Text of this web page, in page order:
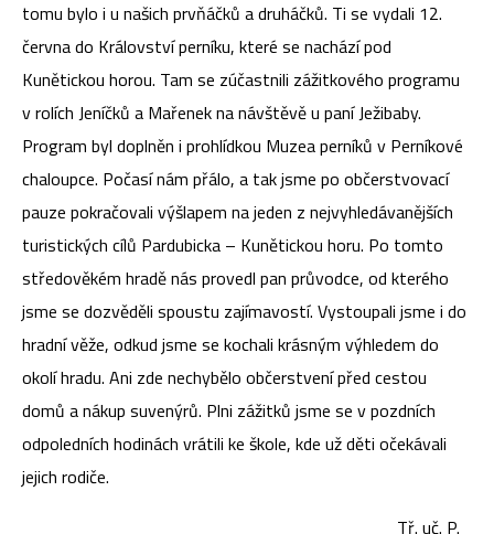
tomu bylo i u našich prvňáčků a druháčků. Ti se vydali 12.
června do Království perníku, které se nachází pod
Kunětickou horou. Tam se zúčastnili zážitkového programu
v rolích Jeníčků a Mařenek na návštěvě u paní Ježibaby.
Program byl doplněn i prohlídkou Muzea perníků v Perníkové
chaloupce. Počasí nám přálo, a tak jsme po občerstvovací
pauze pokračovali výšlapem na jeden z nejvyhledávanějších
turistických cílů Pardubicka – Kunětickou horu. Po tomto
středověkém hradě nás provedl pan průvodce, od kterého
jsme se dozvěděli spoustu zajímavostí. Vystoupali jsme i do
hradní věže, odkud jsme se kochali krásným výhledem do
okolí hradu. Ani zde nechybělo občerstvení před cestou
domů a nákup suvenýrů. Plni zážitků jsme se v pozdních
odpoledních hodinách vrátili ke škole, kde už děti očekávali
jejich rodiče.
Tř. uč. P.